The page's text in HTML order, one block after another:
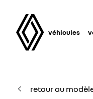
véhicules
retour au